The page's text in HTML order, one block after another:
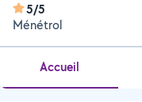
5/5
Ménétrol
Accueil